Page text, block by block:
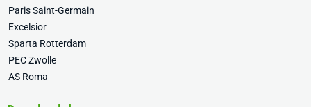
Paris Saint-Germain
Excelsior
Sparta Rotterdam
PEC Zwolle
AS Roma